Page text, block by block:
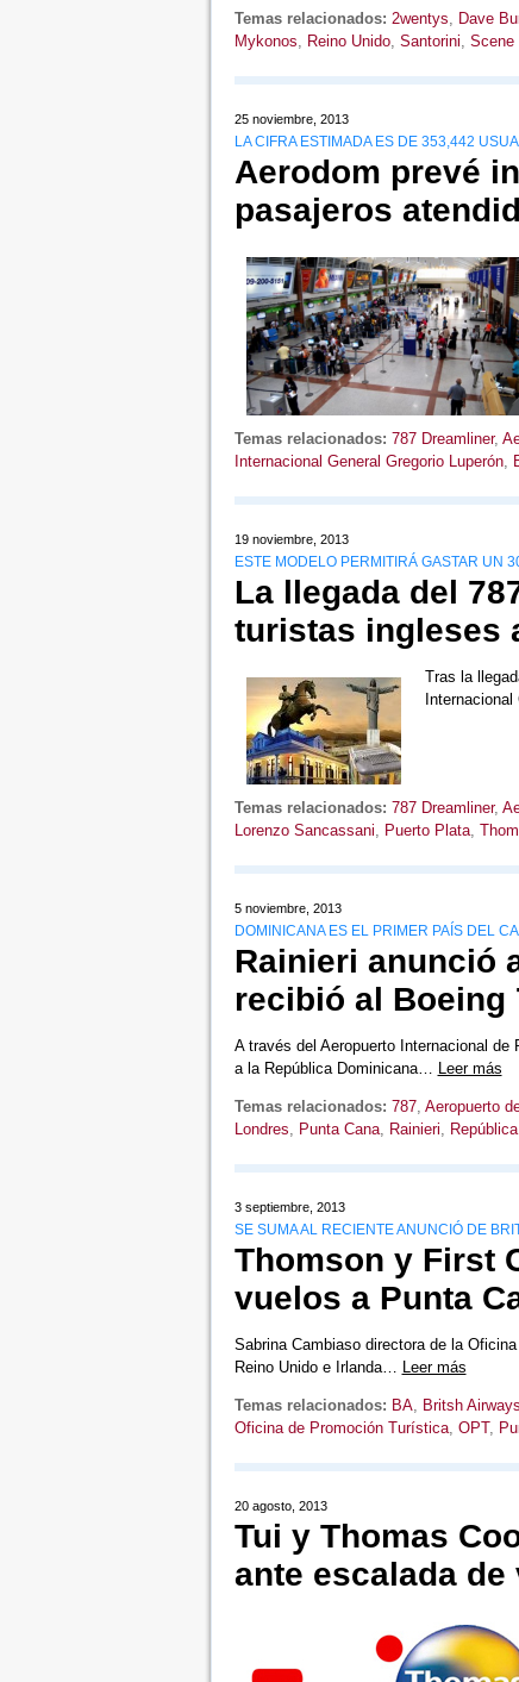
Temas relacionados: 2wentys, Dave
Mykonos, Reino Unido, Santorini, Scene
25 noviembre, 2013
LA CIFRA ESTIMADA ES DE 353,442
Aerodom prevé
pasajeros
Temas relacionados: 787 Dreamliner,
Internacional General Gregorio Luperón,
19 noviembre, 2013
ESTE MODELO PERMITIRÁ GASTAR UN
La llegada del
turistas ingleses
Tras la
Temas relacionados: 787 Dreamliner,
Lorenzo Sancassani, Puerto Plata,
5 noviembre, 2013
DOMINICANA ES EL PRIMER PAÍS DEL
Rainieri anunció
recibió al Boeing
A través del Aeropuerto Internacional de
a la República Dominicana… Leer más
Temas relacionados: 787, Aeropuerto
Londres, Punta Cana, Rainieri,
3 septiembre, 2013
SE SUMA AL RECIENTE ANUNCIÓ DE
Thomson y First
vuelos a Punta
Sabrina Cambiaso directora de la
Reino Unido e Irlanda… Leer más
Temas relacionados: BA, Britsh Airways
Oficina de Promoción Turística, OPT,
20 agosto, 2013
Tui y Thomas
ante escalada